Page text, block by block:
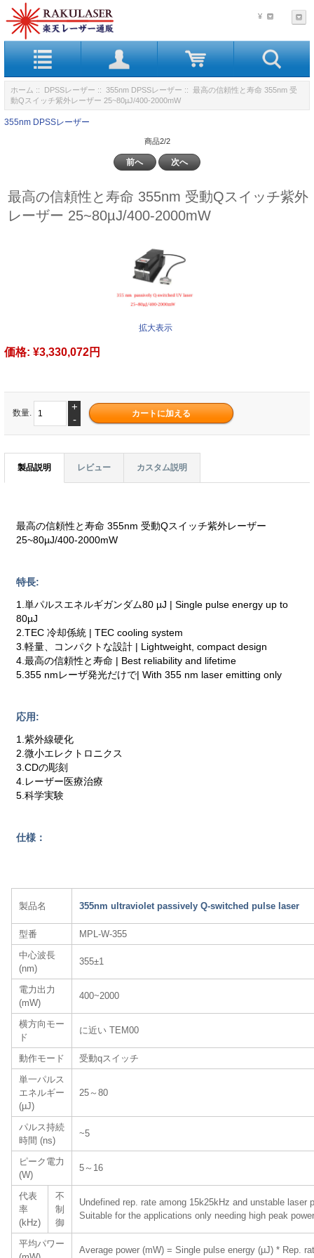
¥
ホーム :: DPSSレーザー :: 355nm DPSSレーザー :: 最高の信頼性と寿命 355nm 受
動Qスイッチ紫外レーザー 25~80µJ/400-2000mW
355nm DPSSレーザー
商品2/2
前へ 次へ
最高の信頼性と寿命 355nm 受動Qスイッチ紫外
レーザー 25~80µJ/400-2000mW
拡大表示
価格: ¥3,330,072円
数量.
+
-
製品説明 レビュー カスタム説明
最高の信頼性と寿命 355nm 受動Qスイッチ紫外レーザー
25~80µJ/400-2000mW
特長:
1.単パルスエネルギガンダム80 µJ | Single pulse energy up to
80µJ
2.TEC 冷却係統 | TEC cooling system
3.軽量、コンパクトな設計 | Lightweight, compact design
4.最高の信頼性と寿命 | Best reliability and lifetime
5.355 nmレーザ発光だけで| With 355 nm laser emitting only
応用:
1.紫外線硬化
2.微小エレクトロニクス
3.CDの彫刻
4.レーザー医療治療
5.科学実験
仕様：
製品名 355nm ultraviolet passively Q-switched pulse laser
型番
MPL-W-355
中心波長
(nm)
355±1
電力出力
(mW)
400~2000
横方向モー
ド
に近い TEM00
動作モード
受動qスイッチ
単一パルス
エネルギー
(µJ)
25 ～80
パルス持続
時間 (ns)
~5
ピーク電力
(W)
5 ～16
代表
率
(kHz)
不
制
御
Undefined rep. rate among 15k25kHz and unstable laser
Suitable for the applications only needing high peak
平均パワー
Average power (mW) = Single pulse energy (µJ) * Rep.